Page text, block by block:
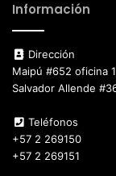
Información
Dirección
Maipú #652 oficina
Salvador Allende
Teléfonos
+57 2 269150
+57 2 269151